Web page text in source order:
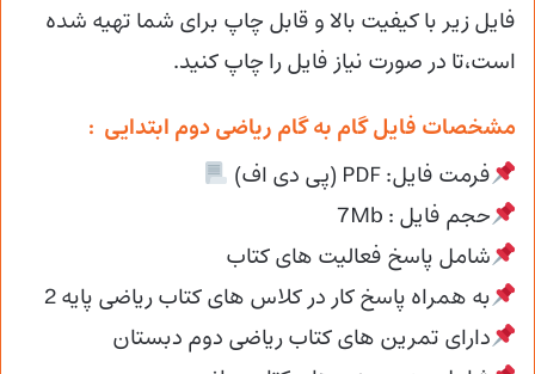
فایل زیر با کیفیت بالا و قابل چاپ برای شما تهیه شده
است،تا در صورت نیاز فایل را چاپ کنید.
مشخصات فایل گام به گام ریاضی دوم ابتدایی :
فرمت فایل: PDF (پی دی اف)
حجم فایل : 7Mb
شامل پاسخ فعالیت های کتاب
به همراه پاسخ کار در کلاس های کتاب ریاضی پایه 2
دارای تمرین های کتاب ریاضی دوم دبستان